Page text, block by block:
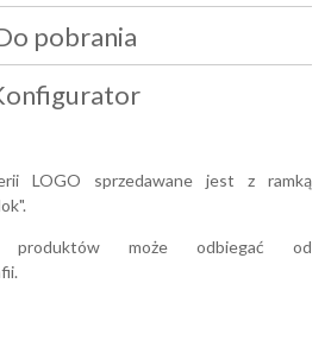
pobrania
LOGO sprzedawane jest z ramką
produktów może odbiegać od